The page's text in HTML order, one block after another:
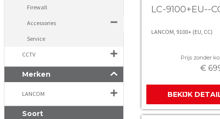
LC-9100+EU--
LANCOM, 9100+ (EU, CC)
Prijs zonder
€
BEKIJK
Firewall
Accessories
Service
CCTV
Merken
LANCOM
Soort